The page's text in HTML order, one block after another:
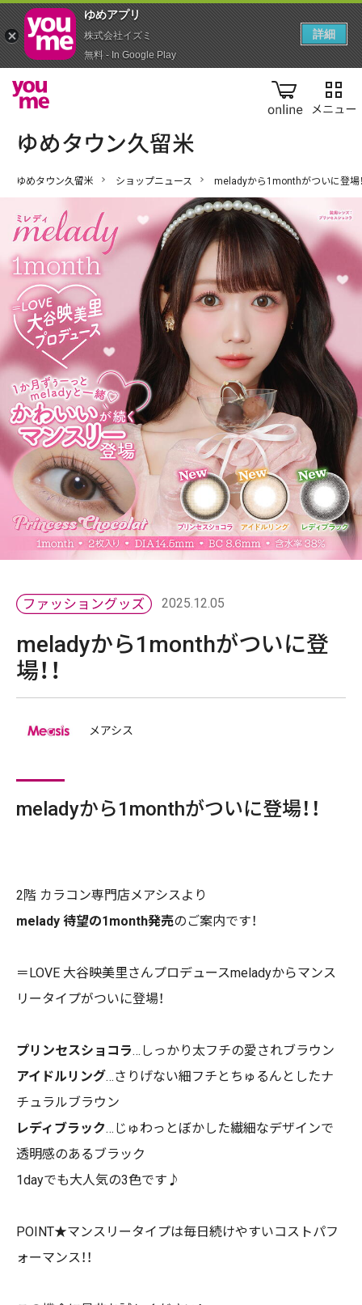
online
ゆめタウン久留米 ショップニュース meladyから1monthがついに登場！
2025.12.05
meladyから1monthがついに登
場！！
メアシス
meladyから1monthがついに登場！！
2階 カラコン専門店メアシスより
melady 待望の1month発売のご案内です！
＝LOVE 大谷映美里さんプロデュースmeladyからマンス
リータイプがついに登場！
プリンセスショコラ…しっかり太フチの愛されブラウン
アイドルリング…さりげない細フチとちゅるんとしたナ
チュラルブラウン
レディブラック…じゅわっとぼかした繊細なデザインで
透明感のあるブラック
1dayでも大人気の3色です♪
POINT★マンスリータイプは毎日続けやすいコストパフ
ォーマンス！！
ゆめアプ‪リ‬
株式会社イズミ
無料 - In Google Play
詳細